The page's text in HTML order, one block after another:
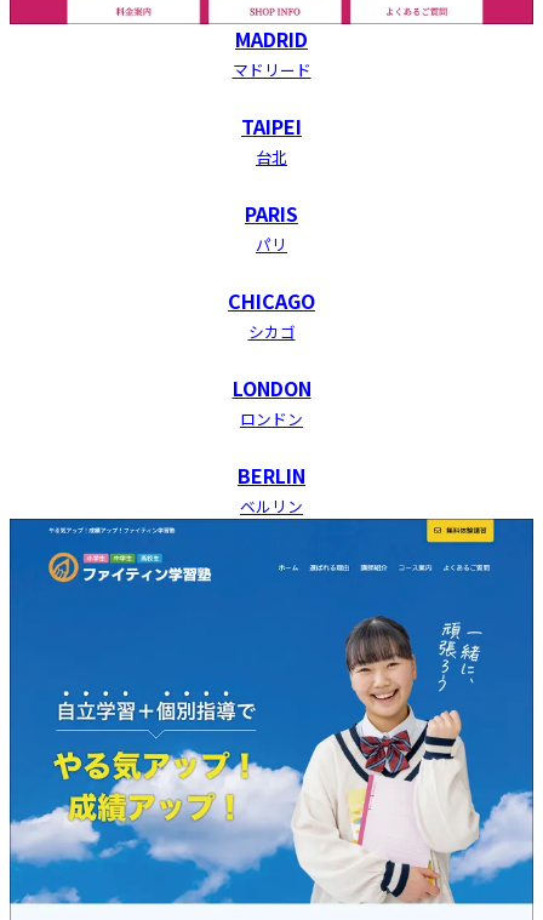
MADRID
マドリード
TAIPEI
台北
PARIS
パリ
CHICAGO
シカゴ
LONDON
ロンドン
BERLIN
ベルリン